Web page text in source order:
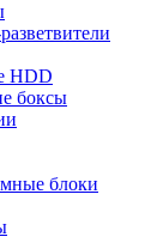
HDD
боксы
блоки